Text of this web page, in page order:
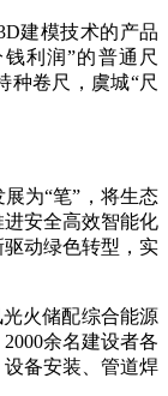
建模技术的产品
利润”的普通尺
种卷尺，虞城“尺
为“笔”，将生态
安全高效智能化
动绿色转型，实
火储配综合能源
余名建设者各
备安装、管道焊